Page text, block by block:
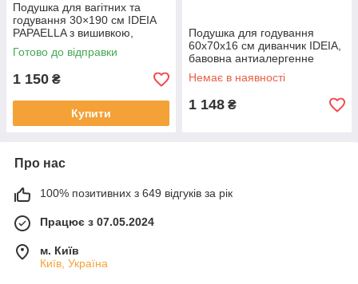
Подушка для вагітних та
годування 30×190 см IDEIA
PAPAELLA з вишивкою,
гіпоалергенна
Готово до відправки
1 150 ₴
Купити
Подушка для годування
60х70х16 см диванчик IDEIA,
бавовна антиалергенне
волокно
Немає в наявності
1 148 ₴
Про нас
100% позитивних з 649 відгуків за рік
Працює з 07.05.2024
м. Київ
Київ, Україна